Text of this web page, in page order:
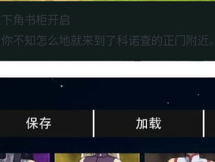
角书柜开启
不知怎么地就来到了科诺查的正门附近。